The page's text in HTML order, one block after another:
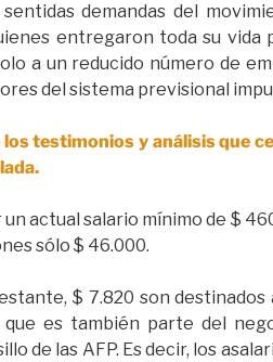
sentidas demandas del
entregaron toda su
a un reducido número de
del sistema previsional
testimonios y análisis que
un actual salario mínimo de $
sólo $ 46.000.
$ 7.820 son
que es también parte del
de las AFP. Es decir, los